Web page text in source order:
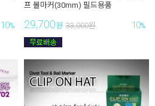
10%
프 볼마커(30mm) 필드용품
29,700원 33,000원 10%